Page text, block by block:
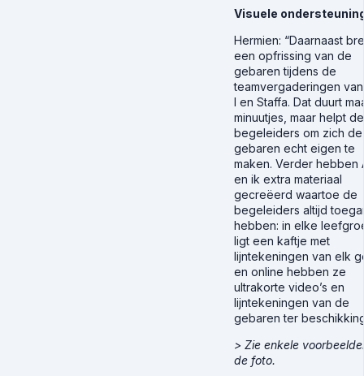
Visuele
Hermien: “Daarnaast
een opfrissing van de
gebaren tijdens de
teamvergaderingen
I en Staffa. Dat duurt
minuutjes, maar helpt de
begeleiders om zich de
gebaren echt eigen te
maken. Verder hebben
en ik extra materiaal
gecreëerd waartoe de
begeleiders altijd
hebben: in elke
ligt een kaftje met
lijntekeningen van elk
en online hebben ze
ultrakorte video’s en
lijntekeningen van de
gebaren ter
> Zie enkele
de foto.